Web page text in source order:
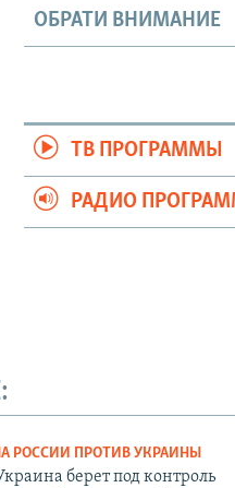
ОБРАТИ ВНИМАНИЕ
ТВ ПРОГРАММЫ
РАДИО
РОССИИ ПРОТИВ УКРАИНЫ
берет под контроль